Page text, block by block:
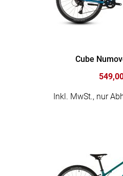
Cube
Inkl. MwSt., nur